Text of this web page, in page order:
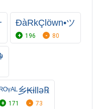
ĐàRkÇlöwn•ツ
196 80
乡₭ɨllǝ℞
171 73